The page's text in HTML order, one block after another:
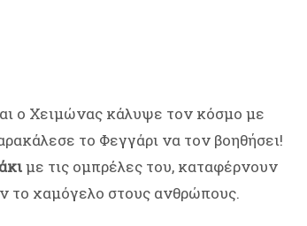
ο Χειμώνας κάλυψε τον κόσμο με
το Φεγγάρι να τον βοηθήσει!
με τις ομπρέλες του, καταφέρνουν
το χαμόγελο στους ανθρώπους.